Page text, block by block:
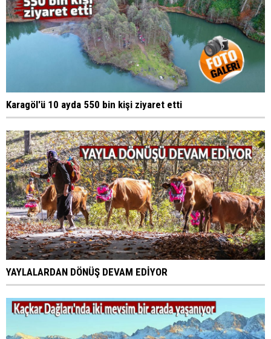
Karagöl'ü 10 ayda 550 bin kişi ziyaret etti
YAYLALARDAN DÖNÜŞ DEVAM EDİYOR